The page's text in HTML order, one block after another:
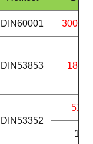
DIN60001
DIN53853 18*12
DIN53352
510
15